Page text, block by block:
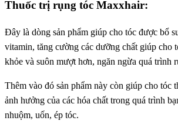
Thuốc trị rụng tóc Maxxhair:
Đây là dòng sản phẩm giúp cho tóc được bổ
vitamin, tăng cường các dưỡng chất giúp cho
khỏe và suôn mượt hơn, ngăn ngừa quá trình
Thêm vào đó sản phẩm này còn giúp cho tóc
ảnh hưởng của các hóa chất trong quá trình
nhuộm, uốn, ép tóc.